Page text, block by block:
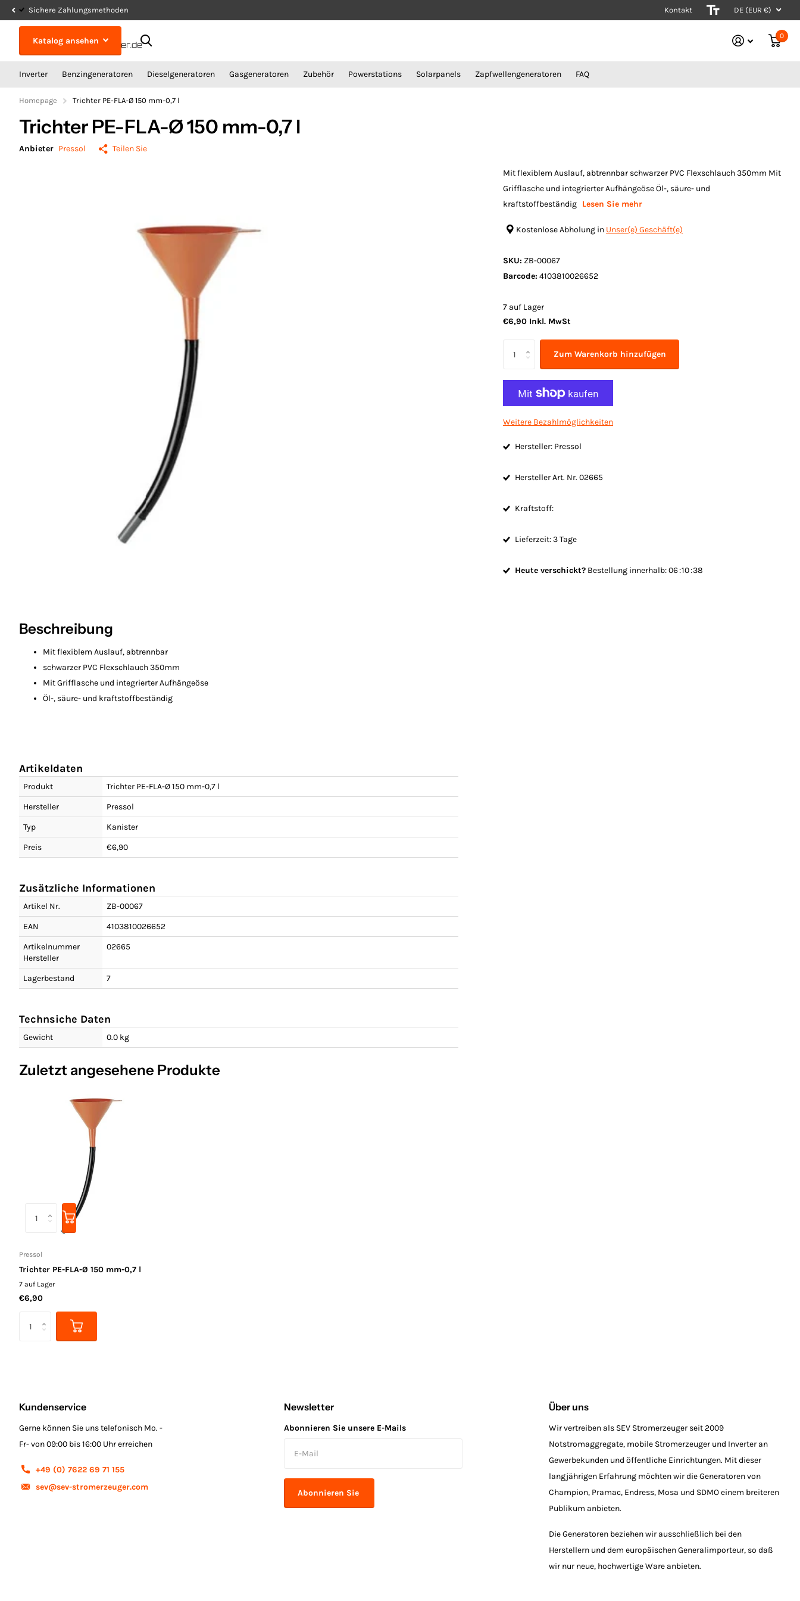
Sichere Zahlungsmethoden Stromerzeuger vom Experten
Kontakt DE (EUR €)
Katalog ansehen 0
Inverter Benzingeneratoren Dieselgeneratoren Gasgeneratoren Zubehör Powerstations Solarpanels Zapfwellengeneratoren FAQ
Homepage Trichter PE-FLA-Ø 150 mm-0,7 l
Trichter PE-FLA-Ø 150 mm-0,7 l
Anbieter Pressol Teilen Sie
Beschreibung
Mit flexiblem Auslauf, abtrennbar
schwarzer PVC Flexschlauch 350mm
Mit Grifflasche und integrierter Aufhängeöse
Öl-, säure- und kraftstoffbeständig
Artikeldaten
Produkt
Trichter PE-FLA-Ø 150 mm-0,7 l
Hersteller
Pressol
Typ
Kanister
Preis
€6,90
Zusätzliche Informationen
Artikel Nr.
ZB-00067
EAN
4103810026652
Artikelnummer
Hersteller
02665
Lagerbestand 7
Technsiche Daten
Gewicht 0.0 kg
Mit flexiblem Auslauf, abtrennbar schwarzer PVC Flexschlauch 350mm Mit
Grifflasche und integrierter Aufhängeöse Öl-, säure- und
kraftstoffbeständig Lesen Sie mehr
Kostenlose Abholung in Unser(e) Geschäft(e)
SKU: ZB-00067
Barcode: 4103810026652
7 auf Lager
€6,90 Inkl. MwSt
Zum Warenkorb hinzufügen
Weitere Bezahlmöglichkeiten
Hersteller: Pressol
Hersteller Art. Nr. 02665
Kraftstoff:
Lieferzeit: 3 Tage
Heute verschickt? Bestellung innerhalb:06 10 38
Zuletzt angesehene Produkte
Pressol
Trichter PE-FLA-Ø 150 mm-0,7 l
7 auf Lager
€6,90
Kundenservice
Gerne können Sie uns telefonisch Mo. -
Fr- von 09:00 bis 16:00 Uhr erreichen
+49 (0) 7622 69 71 155
sev@sev-stromerzeuger.com
Newsletter
Abonnieren Sie unsere E-Mails
Abonnieren Sie
Über uns
Wir vertreiben als SEV Stromerzeuger seit 2009
Notstromaggregate, mobile Stromerzeuger und Inverter an
Gewerbekunden und öffentliche Einrichtungen. Mit dieser
langjährigen Erfahrung möchten wir die Generatoren von
Champion, Pramac, Endress, Mosa und SDMO einem breiteren
Publikum anbieten.
Die Generatoren beziehen wir ausschließlich bei den
Herstellern und dem europäischen Generalimporteur, so daß
wir nur neue, hochwertige Ware anbieten.